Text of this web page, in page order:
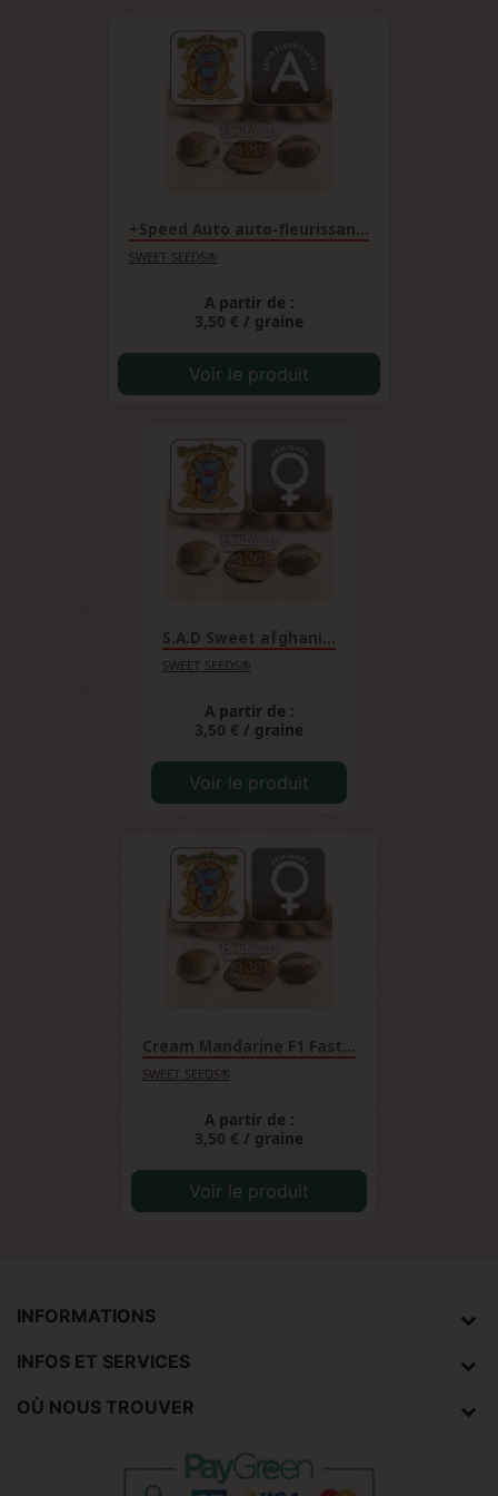
+Speed Auto auto-fleurissante
SWEET SEEDS®
A partir de :
3,50 € / graine
Voir le produit
S.A.D Sweet afghani...
SWEET SEEDS®
A partir de :
3,50 € / graine
Voir le produit
Cream Mandarine F1 Fast...
SWEET SEEDS®
A partir de :
3,50 € / graine
Voir le produit
INFORMATIONS
INFOS ET SERVICES
OÙ NOUS TROUVER